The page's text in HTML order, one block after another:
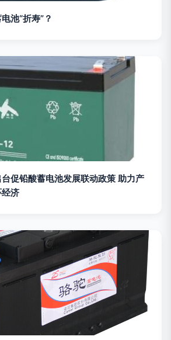
池“折寿”？
促铅酸蓄电池发展联动政策 助力产
济